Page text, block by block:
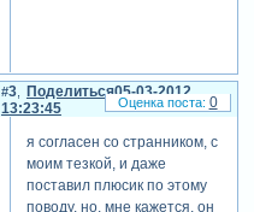
Поделиться
3
05-03-2012
13:23:45
я согласен со странником, с
моим тезкой, и даже
поставил плюсик по этому
поводу, но, мне кажется, он
0